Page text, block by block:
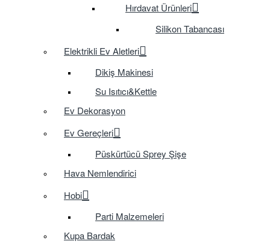
Hırdavat Ürünleri
Silikon Tabancası
Elektrikli Ev Aletleri
Dikiş Makinesi
Su Isıtıcı&Kettle
Ev Dekorasyon
Ev Gereçleri
Püskürtücü Sprey Şişe
Hava Nemlendirici
Hobi
Parti Malzemeleri
Kupa Bardak